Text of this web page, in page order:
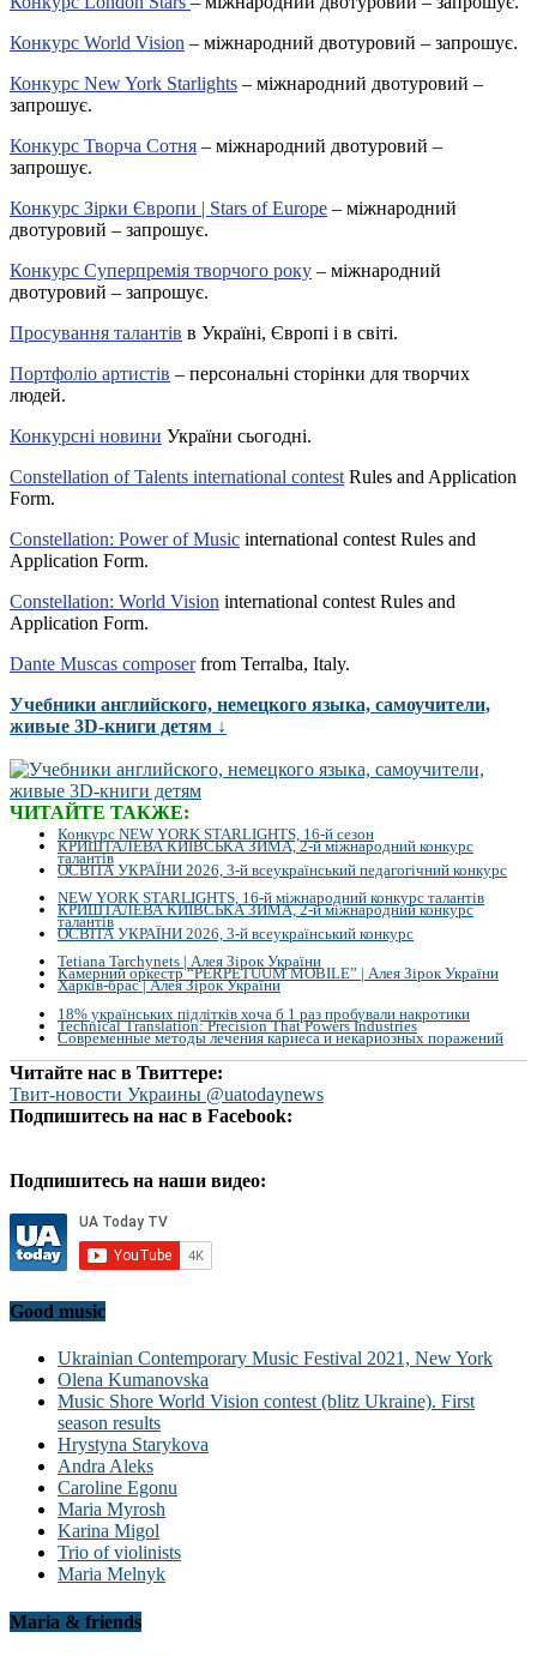
Конкурс World Vision – міжнародний двотуровий – запрошує.
Конкурс New York Starlights – міжнародний двотуровий –
запрошує.
Конкурс Творча Сотня – міжнародний двотуровий –
запрошує.
Конкурс Зірки Європи | Stars of Europe – міжнародний
двотуровий – запрошує.
Конкурс Суперпремія творчого року – міжнародний
двотуровий – запрошує.
Просування талантів в Україні, Європі і в світі.
Портфоліо артистів – персональні сторінки для творчих
людей.
Конкурсні новини України сьогодні.
Constellation of Talents international contest Rules and Application
Form.
Constellation: Power of Music international contest Rules and
Application Form.
Constellation: World Vision international contest Rules and
Application Form.
Dante Muscas composerfrom Terralba, Italy.
Учебники английского, немецкого языка, самоучители,
живые 3D-книги детям ↓
ЧИТАЙТЕ ТАКЖЕ:
Конкурс NEW YORK STARLIGHTS, 16-й сезон
КРИШТАЛЕВА КИЇВСЬКА ЗИМА, 2-й міжнародний конкурс
талантів
ОСВІТА УКРАЇНИ 2026, 3-й всеукраїнський педагогічний конкурс
NEW YORK STARLIGHTS, 16-й міжнародний конкурс талантів
КРИШТАЛЕВА КИЇВСЬКА ЗИМА, 2-й міжнародний конкурс
талантів
ОСВІТА УКРАЇНИ 2026, 3-й всеукраїнський конкурс
Tetiana Tarchynets | Алея Зірок України
Камерний оркестр “PERPETUUM MOBILE” | Алея Зірок України
Харків-брас | Алея Зірок України
18% українських підлітків хоча б 1 раз пробували накротики
Technical Translation: Precision That Powers Industries
Современные методы лечения кариеса и некариозных поражений
Читайте нас в Твиттере:
Твит-новости Украины @uatodaynews
Подпишитесь на нас в Facebook:
Подпишитесь на наши видео:
Good music
Ukrainian Contemporary Music Festival 2021, New York
Olena Kumanovska
Music Shore World Vision contest (blitz Ukraine). First
season results
Hrystyna Starykova
Andra Aleks
Caroline Egonu
Maria Myrosh
Karina Migol
Trio of violinists
Maria Melnyk
Maria & friends